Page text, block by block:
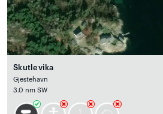
Skutlevika
Gjestehavn
3.0 nm SW